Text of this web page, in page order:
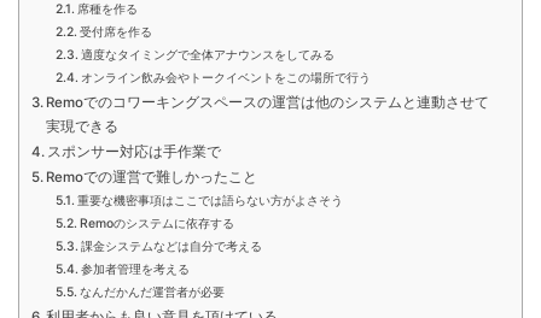
席種を作る
受付席を作る
適度なタイミングで全体アナウンスをしてみる
オンライン飲み会やトークイベントをこの場所で行う
Remoでのコワーキングスペースの運営は他のシステムと連動させて
実現できる
スポンサー対応は手作業で
Remoでの運営で難しかったこと
重要な機密事項はここでは語らない方がよさそう
Remoのシステムに依存する
課金システムなどは自分で考える
参加者管理を考える
なんだかんだ運営者が必要